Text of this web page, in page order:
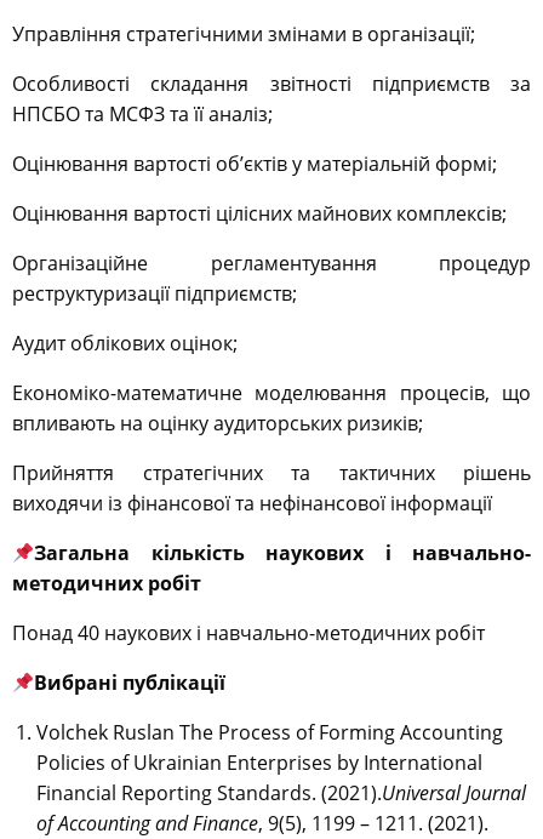
Управління стратегічними змінами в організації;
Особливості складання звітності підприємств за
НПСБО та МСФЗ та її аналіз;
Оцінювання вартості об’єктів у матеріальній формі;
Оцінювання вартості цілісних майнових комплексів;
Організаційне регламентування процедур
реструктуризації підприємств;
Аудит облікових оцінок;
Економіко-математичне моделювання процесів, що
впливають на оцінку аудиторських ризиків;
Прийняття стратегічних та тактичних рішень
виходячи із фінансової та нефінансової інформації
Загальна кількість наукових і навчально-
методичних робіт
Понад 40 наукових і навчально-методичних робіт
Вибрані публікації
Volchek Ruslan The Process of Forming Accounting
Policies of Ukrainian Enterprises by International
Financial Reporting Standards. (2021).Universal Journal
of Accounting and Finance, 9(5), 1199 – 1211. (2021).